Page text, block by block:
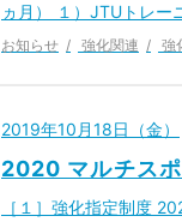
ヵ月） １）JTUトレ
お知らせ 強化関連 強
2019年10月18日（金）
2020 マルチスポ
［１］強化指定制度